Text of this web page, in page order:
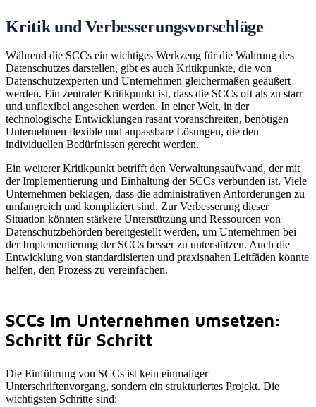
Kritik und Verbesserungsvorschläge
Während die SCCs ein wichtiges Werkzeug für die Wahrung des
Datenschutzes darstellen, gibt es auch Kritikpunkte, die von
Datenschutzexperten und Unternehmen gleichermaßen geäußert
werden. Ein zentraler Kritikpunkt ist, dass die SCCs oft als zu starr
und unflexibel angesehen werden. In einer Welt, in der
technologische Entwicklungen rasant voranschreiten, benötigen
Unternehmen flexible und anpassbare Lösungen, die den
individuellen Bedürfnissen gerecht werden.
Ein weiterer Kritikpunkt betrifft den Verwaltungsaufwand, der mit
der Implementierung und Einhaltung der SCCs verbunden ist. Viele
Unternehmen beklagen, dass die administrativen Anforderungen zu
umfangreich und kompliziert sind. Zur Verbesserung dieser
Situation könnten stärkere Unterstützung und Ressourcen von
Datenschutzbehörden bereitgestellt werden, um Unternehmen bei
der Implementierung der SCCs besser zu unterstützen. Auch die
Entwicklung von standardisierten und praxisnahen Leitfäden könnte
helfen, den Prozess zu vereinfachen.
SCCs im Unternehmen umsetzen:
Schritt für Schritt
Die Einführung von SCCs ist kein einmaliger
Unterschriftenvorgang, sondern ein strukturiertes Projekt. Die
wichtigsten Schritte sind: